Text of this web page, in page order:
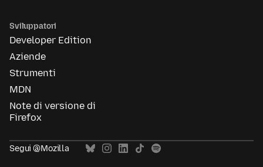
Sviluppatori
Developer Edition
Aziende
Strumenti
MDN
Note di versione di
Firefox
Segui @Mozilla